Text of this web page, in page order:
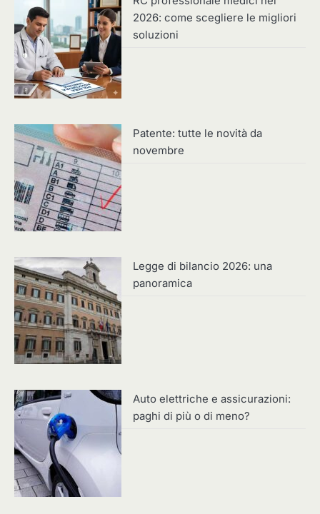
2026: come scegliere le migliori
soluzioni
Patente: tutte le novità da
novembre
Legge di bilancio 2026: una
panoramica
Auto elettriche e assicurazioni:
paghi di più o di meno?